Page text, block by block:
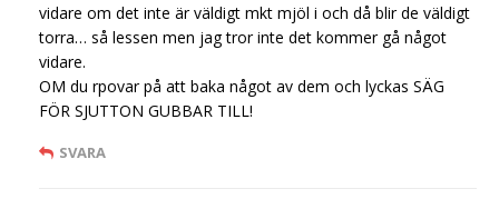
vidare om det inte är väldigt mkt mjöl i och då blir de väldigt
torra… så lessen men jag tror inte det kommer gå något
vidare.
OM du rpovar på att baka något av dem och lyckas SÄG
FÖR SJUTTON GUBBAR TILL!
SVARA